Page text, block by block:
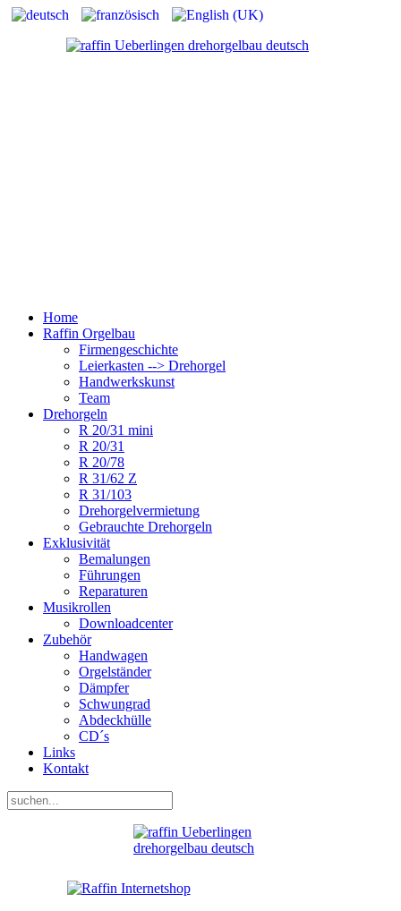
Home
Raffin Orgelbau
Firmengeschichte
Leierkasten --> Drehorgel
Handwerkskunst
Team
Drehorgeln
R 20/31 mini
R 20/31
R 20/78
R 31/62 Z
R 31/103
Drehorgelvermietung
Gebrauchte Drehorgeln
Exklusivität
Bemalungen
Führungen
Reparaturen
Musikrollen
Downloadcenter
Zubehör
Handwagen
Orgelständer
Dämpfer
Schwungrad
Abdeckhülle
CD´s
Links
Kontakt